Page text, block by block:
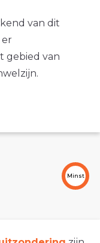
van dit
er
gebied van
Minst